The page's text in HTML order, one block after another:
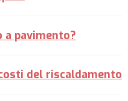
pavimento?
del riscaldamento